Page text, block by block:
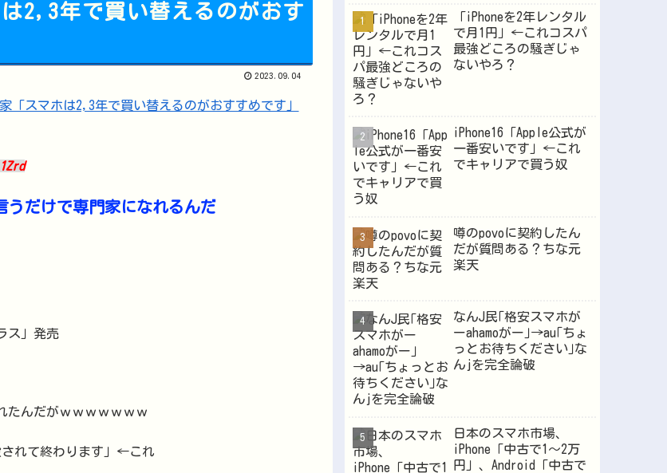
中国とロシア海軍艦艇4隻が日本列島を一周…防衛省が全航路を公開！他
【悲報】ヤニねこ、BPOで問題視される他
【日向坂46】今回はお手頃価格？日向坂46とBEAMSのコラボが決定！！他
ゲームコントローラー地味に高くなる他
Powered by livedoor 相互RSS
2,3年で買い替えるのがおす
2023.09.04
うだけで専門家になれるんだ
ス」発売
たんだがｗｗｗｗｗｗｗ
れて終わります」←これ
「iPhoneを2年レンタル
で月1円」←これコスパ
最強どころの騒ぎじゃ
ないやろ？
iPhone16「Apple公式が
一番安いです」←これ
でキャリアで買う奴
噂のpovoに契約したん
だが質問ある？ちな元
楽天
なんJ民｢格安スマホが
ーahamoがー｣→au｢ちょ
っとお待ちください｣な
んjを完全論破
日本のスマホ市場、
iPhone「中古で1～2万
円」、Android「中古で